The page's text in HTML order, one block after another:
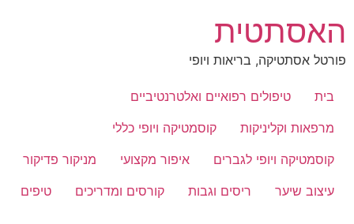
לתוכן
האסתטית
פורטל אסתטיקה, בריאות ויופי
בית
טיפולים רפואיים ואלטרנטיביים
מרפאות וקליניקות
קוסמטיקה ויופי כללי
קוסמטיקה ויופי לגברים
איפור מקצועי
מניקור פדיקור
עיצוב שיער
ריסים וגבות קורסים ומדריכים טיפים